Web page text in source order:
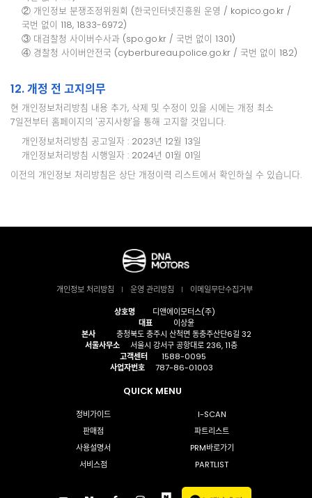
② 개인정보 분쟁조정위원회 (한국인터넷진흥원 운영 / kopico.go.kr /
국번 없이 118, 1833-6972)
③ 대검찰청 사이버수사과 (spo.go.kr / 국번 없이 1301)
④ 경찰청 사이버안전국 (cyberbureau.police.go.kr / 국번 없이 182)
12. 개정 전 고지의무
현 개인정보처리방침 내용 추가, 삭제 및 수정이 있을 시에는 개정 최소
7일전부터 홈페이지의 '공지사항'을 통해 고지할 것입니다.
개인정보처리방침 공고일자 : 2023년 12월 13일
개인정보처리방침 시행일자 : 2024년 01월 01일
이전의 개인정보 처리방침은 상단 개정이력 리스트에서 확인하실 수 있습니다.
개인정보 처리방침 운영 관리방침
이메일무단수집거부
상호명
디앤에이모터스(주)
대표
이상윤
본사
충청북도 충주시 산척면 동충주산단6길 32
서울사무소
서울시 강서구 공항대로 236, 11층
고객센터
1588-0095
사업자번호
787-86-01003
QUICK MENU
정비가이드
I-SCAN
판매점
파트리스트
사용설명서
PRM바로가기
서비스점
PARTLIST